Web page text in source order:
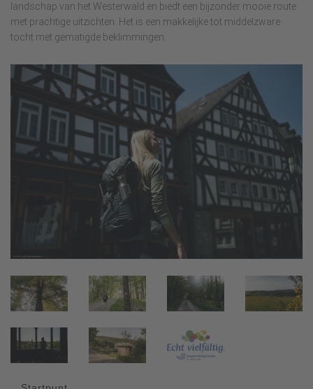
landschap van het Westerwald en biedt een bijzonder mooie route
met prachtige uitzichten. Het is een makkelijke tot middelzware
tocht met gematigde beklimmingen.